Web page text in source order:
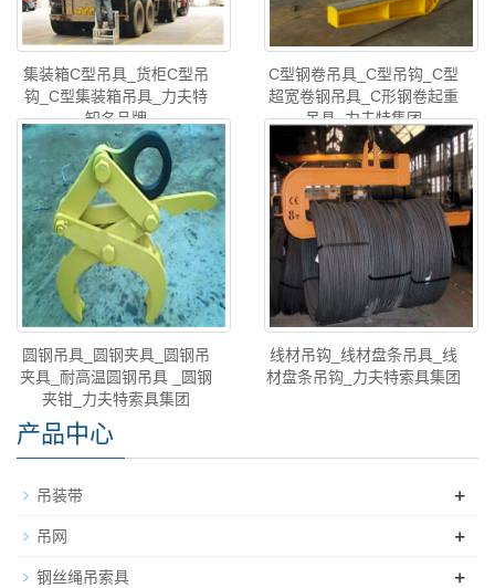
集装箱C型吊具_货柜C型吊
钩_C型集装箱吊具_力夫特
知名品牌
C型钢卷吊具_C型吊钩_C型
超宽卷钢吊具_C形钢卷起重
吊具_力夫特集团
圆钢吊具_圆钢夹具_圆钢吊
夹具_耐高温圆钢吊具 _圆钢
夹钳_力夫特索具集团
线材吊钩_线材盘条吊具_线
材盘条吊钩_力夫特索具集团
产品中心
吊装带 +
吊网 +
钢丝绳吊索具 +